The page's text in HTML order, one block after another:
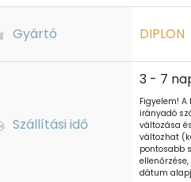
Gyártó DIPLON
Szállítási idő
3 - 7
Figyelem!
irányadó
változása
változhat
pontosabb
dátum